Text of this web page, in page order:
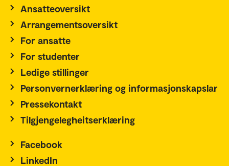
Ansatteoversikt
Arrangementsoversikt
For ansatte
For studenter
Ledige stillinger
Personvernerklæring og informasjonskapslar
Pressekontakt
Tilgjengelegheitserklæring
Facebook
LinkedIn